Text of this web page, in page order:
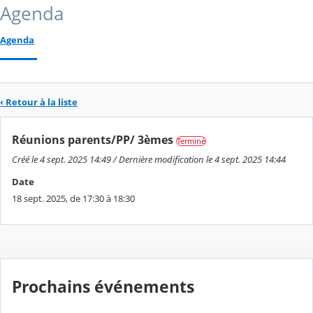
Agenda
Agenda
‹ Retour à la liste
Réunions parents/PP/ 3èmes Terminé
Créé le 4 sept. 2025 14:49 / Dernière modification le 4 sept. 2025 14:44
Date
18 sept. 2025, de 17:30 à 18:30
Prochains événements